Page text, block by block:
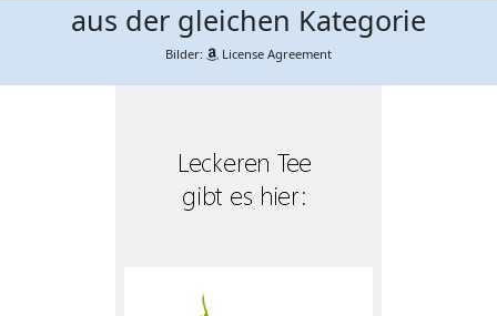
aus der gleichen Kategorie
Bilder: License Agreement